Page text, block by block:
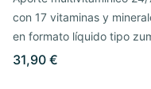
con 17 vitaminas y
en formato líquido tipo
31,90 €